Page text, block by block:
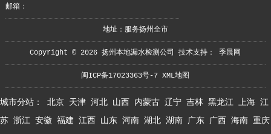
邮箱：
地址：服务扬州全市
Copyright © 2026 扬州本地漏水检测公司 技术支持：季晨网
闽ICP备17023363号-7 XML地图
城市分站： 北京 天津 河北 山西 内蒙古 辽宁 吉林 黑龙江 上海 江
苏 浙江 安徽 福建 江西 山东 河南 湖北 湖南 广东 广西 海南 重庆